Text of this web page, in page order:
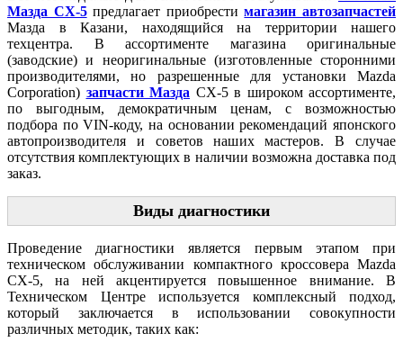
Мазда CX-5предлагает приобрестимагазин автозапчастей
Мазда в Казани, находящийся на территории нашего
техцентра. В ассортименте магазина оригинальные
(заводские) и неоригинальные (изготовленные сторонними
производителями, но разрешенные для установки Mazda
Corporation) запчасти Мазда CX-5 в широком ассортименте,
по выгодным, демократичным ценам, с возможностью
подбора по VIN-коду, на основании рекомендаций японского
автопроизводителя и советов наших мастеров. В случае
отсутствия комплектующих в наличии возможна доставка под
заказ.
Виды диагностики
Проведение диагностики является первым этапом при
техническом обслуживании компактного кроссовера Mazda
CX-5, на ней акцентируется повышенное внимание. В
Техническом Центре используется комплексный подход,
который заключается в использовании совокупности
различных методик, таких как: